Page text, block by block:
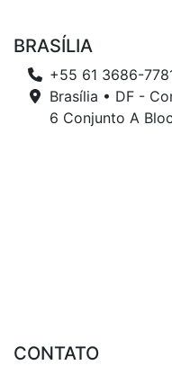
BRASÍLIA
+55 61 3686-
Brasília • DF -
6 Conjunto A
CONTATO